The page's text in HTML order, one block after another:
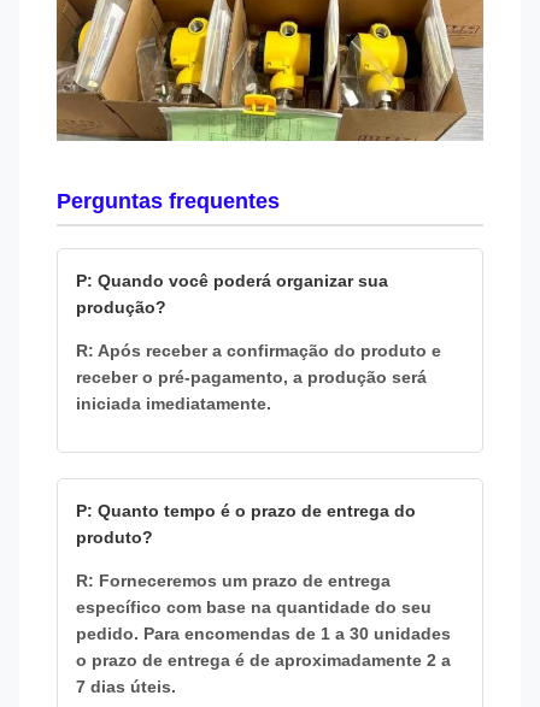
Perguntas frequentes
P: Quando você poderá organizar sua
produção?
R: Após receber a confirmação do produto e
receber o pré-pagamento, a produção será
iniciada imediatamente.
P: Quanto tempo é o prazo de entrega do
produto?
R: Forneceremos um prazo de entrega
específico com base na quantidade do seu
pedido. Para encomendas de 1 a 30 unidades
o prazo de entrega é de aproximadamente 2 a
7 dias úteis.